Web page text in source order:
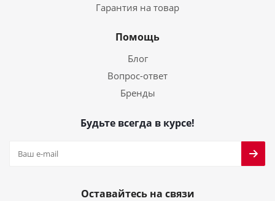
Гарантия на товар
Помощь
Блог
Вопрос-ответ
Бренды
Будьте всегда в курсе!
Оставайтесь на связи